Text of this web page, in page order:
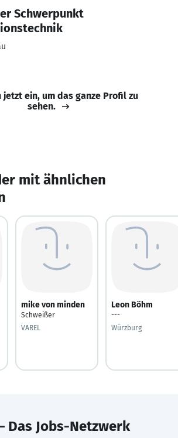
Schwerpunkt
jetzt ein, um das ganze Profil zu
sehen.
mit ähnlichen
mike von minden
Schweißer
VAREL
Leon Böhm
---
Würzburg
Das Jobs-Netzwerk